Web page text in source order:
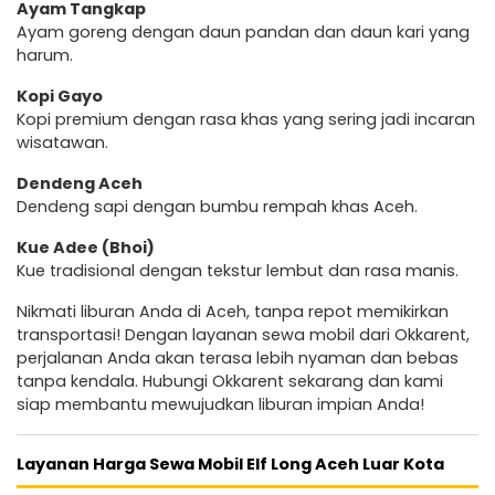
Ayam Tangkap
Ayam goreng dengan daun pandan dan daun kari yang
harum.
Kopi Gayo
Kopi premium dengan rasa khas yang sering jadi incaran
wisatawan.
Dendeng Aceh
Dendeng sapi dengan bumbu rempah khas Aceh.
Kue Adee (Bhoi)
Kue tradisional dengan tekstur lembut dan rasa manis.
Nikmati liburan Anda di Aceh, tanpa repot memikirkan
transportasi! Dengan layanan sewa mobil dari Okkarent,
perjalanan Anda akan terasa lebih nyaman dan bebas
tanpa kendala. Hubungi Okkarent sekarang dan kami
siap membantu mewujudkan liburan impian Anda!
Layanan Harga Sewa Mobil Elf Long Aceh Luar Kota